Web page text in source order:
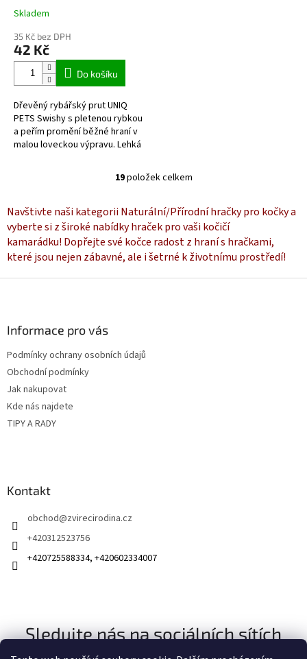
peřím 40-47cm
Skladem
35 Kč bez DPH
42 Kč
Do košíku
Dřevěný rybářský prut UNIQ
PETS Swishy s pletenou rybkou
a peřím promění běžné hraní v
malou loveckou výpravu. Lehká
pohyb, přirozený lovecký...
O
l
á
d
a
c
í
19položek celkem
Navštivte naši kategorii Naturální/Přírodní hračky pro kočky a
vyberte si z široké nabídky hraček pro vaši kočičí
kamarádku! Dopřejte své kočce radost z hraní s hračkami,
které jsou nejen zábavné, ale i šetrné k životnímu prostředí!
Informace pro vás
Podmínky ochrany osobních údajů
Obchodní podmínky
Jak nakupovat
Kde nás najdete
TIPY A RADY
Kontakt
obchod@zvirecirodina.cz
+420312523756
+420725588334, +420602334007
Sledujte nás na sociálních sítích